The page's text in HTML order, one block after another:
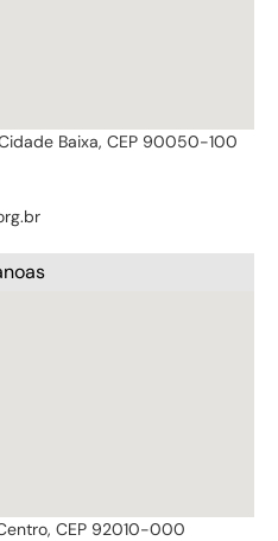
Baixa, CEP 90050-100
CEP 92010-000